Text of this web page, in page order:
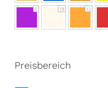
5 19 12
Preisbereich